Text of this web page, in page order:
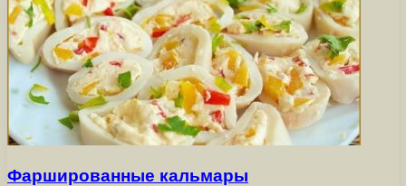
Фаршированные кальмары